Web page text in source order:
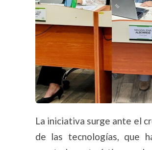
La iniciativa surge ante el
de las tecnologías, que